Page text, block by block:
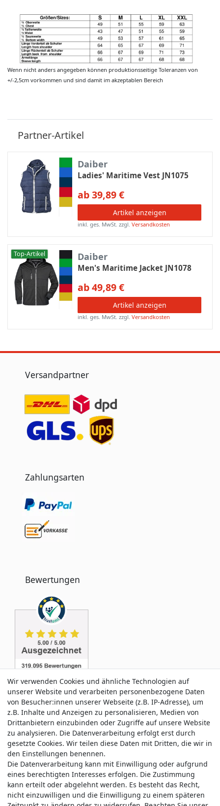
Wenn nicht anders angegeben können produktionsseitige Toleranzen von
+/-2,5cm vorkommen und sind damit im akzeptablen Bereich
Partner-Artikel
Daiber
Ladies' Maritime Vest JN1075
ab 39,89 €
Artikel anzeigen
inkl. ges. MwSt. zzgl.Versandkosten
Top-Artikel Daiber
Men's Maritime Jacket JN1078
ab 49,89 €
Artikel anzeigen
inkl. ges. MwSt. zzgl.Versandkosten
Versandpartner
Zahlungsarten
Bewertungen
Service & Kontakt
Wünschen Sie einen Rückruf?
service@allmyclothes.de
Schreiben Sie uns:
Wir verwenden Cookies und ähnliche Technologien auf
unserer Website und verarbeiten personenbezogene Daten
von Besucher:innen unserer Webseite (z.B. IP-Adresse), um
z.B. Inhalte und Anzeigen zu personalisieren, Medien von
Drittanbietern einzubinden oder Zugriffe auf unsere Website
zu analysieren. Die Datenverarbeitung erfolgt erst durch
gesetzte Cookies. Wir teilen diese Daten mit Dritten, die wir in
den Einstellungen benennen.
Die Datenverarbeitung kann mit Einwilligung oder aufgrund
eines berechtigten Interesses erfolgen. Die Zustimmung
kann erteilt oder abgelehnt werden. Es besteht das Recht,
nicht einzuwilligen und die Einwilligung zu einem späteren